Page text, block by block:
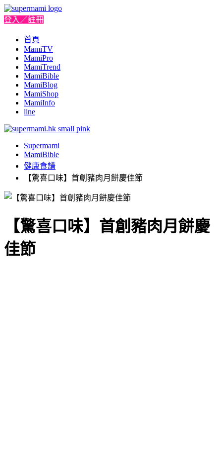
登入／註冊
首頁
MamiTV
MamiPro
MamiTrend
MamiBible
MamiBlog
MamiShop
MamiInfo
line
Supermami
MamiBible
健康食譜
【驚喜口味】首創豬肉月餅慶佳節
【驚喜口味】首創豬肉月餅慶
佳節